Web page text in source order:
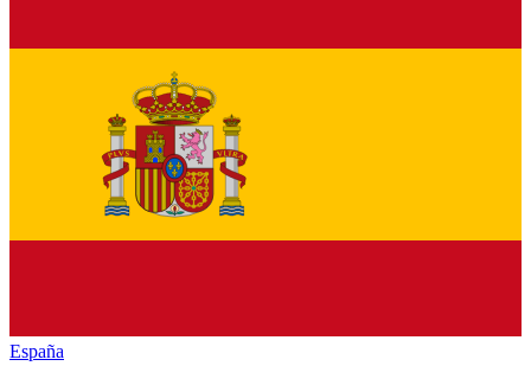
España